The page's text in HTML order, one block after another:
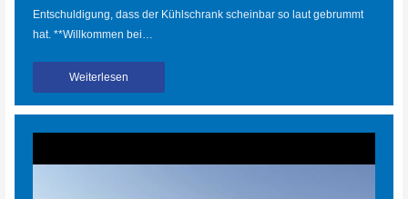
Entschuldigung, dass der Kühlschrank scheinbar so laut gebrummt
hat. **Willkommen bei…
Weiterlesen